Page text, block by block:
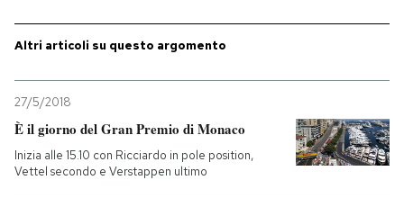
Altri articoli su questo argomento
27/5/2018
È il giorno del Gran Premio di Monaco
Inizia alle 15.10 con Ricciardo in pole position,
Vettel secondo e Verstappen ultimo